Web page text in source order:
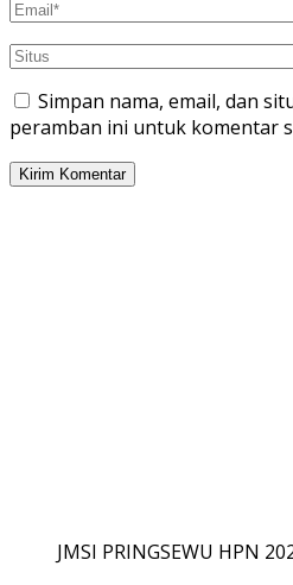
Simpan nama, email, dan
peramban ini untuk komentar
JMSI PRINGSEWU HPN